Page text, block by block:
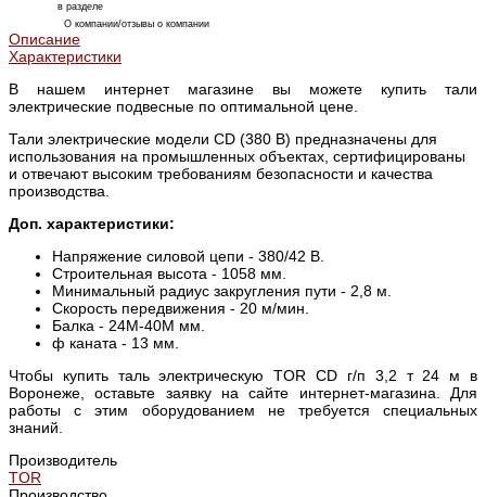
в разделе
О компании/отзывы о компании
Описание
Характеристики
В нашем интернет магазине вы можете купить тали
электрические подвесные по оптимальной цене.
Тали электрические модели CD (380 В) предназначены для
использования на промышленных объектах, сертифицированы
и отвечают высоким требованиям безопасности и качества
производства.
Доп. характеристики:
Напряжение силовой цепи - 380/42 В.
Строительная высота - 1058 мм.
Минимальный радиус закругления пути - 2,8 м.
Скорость передвижения - 20 м/мин.
Балка - 24М-40М мм.
ф каната - 13 мм.
Чтобы купить таль электрическую TOR CD г/п 3,2 т 24 м в
Воронеже, оставьте заявку на сайте интернет-магазина. Для
работы с этим оборудованием не требуется специальных
знаний.
Производитель
TOR